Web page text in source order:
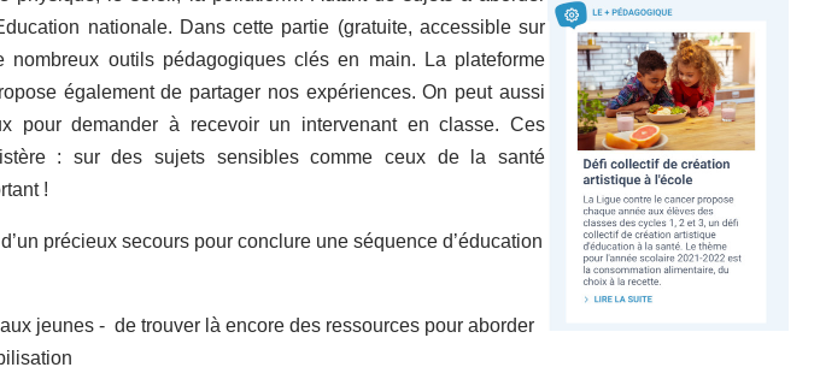
nationale. Dans cette partie (gratuite, accessible sur
nombreux outils pédagogiques clés en main. La plateforme
également de partager nos expériences. On peut aussi
pour demander à recevoir un intervenant en classe. Ces
: sur des sujets sensibles comme ceux de la santé
!
précieux secours pour conclure une séquence d’éducation
jeunes - de trouver là encore des ressources pour aborder